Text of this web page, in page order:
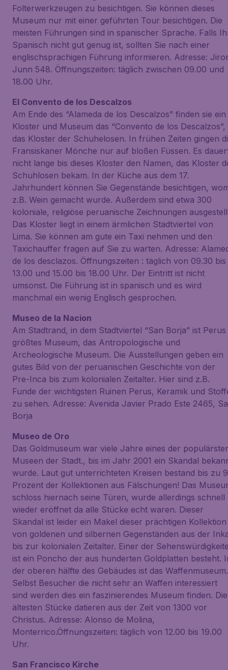
Folterwerkzeugen zu besichtigen. Sie können dieses
Museum nur mit einer geführten Tour besichtigen. Die
meisten Führungen sind in spanischer Sprache. Falls
Spanisch nicht gut genug ist, sollten Sie nach einer
englischsprachigen Führung informieren. Adresse:
Junn 548. Öffnungszeiten: täglich zwischen 09.00 und
18.00 Uhr.
El Convento de los Descalzos
Am Ende des “Alameda de los Descalzos” finden sie ein
Kloster und Museum das “Convento de los Descalzos”,
das Kloster der Schuhelosen. In frühen Zeiten gingen
Fransiskaner Mönche nur auf bloßen Füssen. Es
nicht lange bis dieses Kloster den Namen, das Kloster
Schuhlosen bekam. In der Küche aus dem 17.
Jahrhundert können Sie Gegenstände besichtigen,
z.B. Wein gemacht wurde. Außerdem sind etwa 300
koloniale, religiöse peruanische Zeichnungen
Das Kloster liegt in einem ärmlichen Stadtviertel von
Lima. Sie können am gute ein Taxi nehmen und den
Taxichauffer fragen auf Sie zu warten. Adresse:
de los desclazos. Öffnungszeiten : täglich von 09.30 bis
13.00 und 15.00 bis 18.00 Uhr. Der Eintritt ist nicht
umsonst. Die Führung ist in spanisch und es wird
manchmal ein wenig Englisch gesprochen.
Museo de la Nacion
Am Stadtrand, in dem Stadtviertel “San Borja” ist Perus
größtes Museum, das Antropologische und
Archeologische Museum. Die Ausstellungen geben ein
gutes Bild von der peruanischen Geschichte von der
Pre-Inca bis zum kolonialen Zeitalter. Hier sind z.B.
Funde der wichtigsten Ruinen Perus, Keramik und
zu sehen. Adresse: Avenida Javier Prado Este 2465,
Borja
Museo de Oro
Das Goldmuseum war viele Jahre eines der
Museen der Stadt., bis im Jahr 2001 ein Skandal
wurde. Laut gut unterrichteten Kreisen bestand bis zu
Prozent der Kollektionen aus Fälschungen! Das
schloss hiernach seine Türen, wurde allerdings schnell
wieder eröffnet da alle Stücke echt waren. Dieser
Skandal ist leider ein Makel dieser prächtigen Kollektion
von goldenen und silbernen Gegenständen aus der
bis zur kolonialen Zeitalter. Einer der
ist ein Poncho der aus hunderten Goldplatten besteht.
der oberen hälfte des Gebäudes ist das Waffenmuseum.
Selbst Besucher die nicht sehr an Waffen interessiert
sind werden dies ein faszinierendes Museum finden. Die
ältesten Stücke datieren aus der Zeit von 1300 vor
Christus. Adresse: Alonso de Molina,
Monterrico.Öffnungszeiten: täglich von 12.00 bis 19.00
Uhr.
San Francisco Kirche